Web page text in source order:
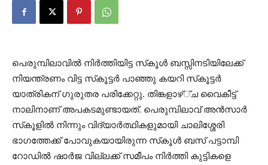
പെരുമ്പിലാവില്‍ നിര്‍ത്തിയിട്ട സ്‌കൂള്‍ ബസ്സിനടിയിലേക്ക്
നിയന്ത്രണം വിട്ട സ്‌കൂട്ടര്‍ പാഞ്ഞു കയറി സ്‌കൂട്ടര്‍
യാത്രികന് ഗുരുതര പരിക്കേറ്റു. തിങ്കളാഴ്്ച വൈകീട്ട്
നാലിനാണ് അപകടമുണ്ടായത്. പെരുമ്പിലാവ് അന്‍സാര്‍
സ്‌കൂളില്‍ നിന്നും വിദ്യാര്‍ത്ഥികളുമായി ചാലിശ്ശേരി
ഭാഗത്തേക്ക് പോവുകയായിരുന്ന സ്‌കൂള്‍ ബസ് പട്ടാമ്പി
റോഡില്‍ ഷാര്‍ജ വില്ലക്ക് സമീപം നിര്‍ത്തി കുട്ടികളെ